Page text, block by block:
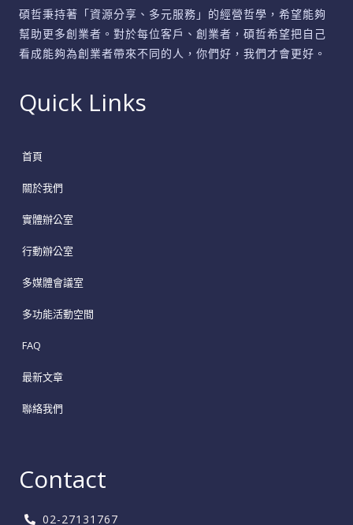
碩哲秉持著「資源分享、多元服務」的經營哲學，希望能夠
幫助更多創業者。對於每位客戶、創業者，碩哲希望把自己
看成能夠為創業者帶來不同的人，你們好，我們才會更好。
Quick Links
首頁
關於我們
實體辦公室
行動辦公室
多媒體會議室
多功能活動空間
FAQ
最新文章
聯絡我們
Contact
02-27131767